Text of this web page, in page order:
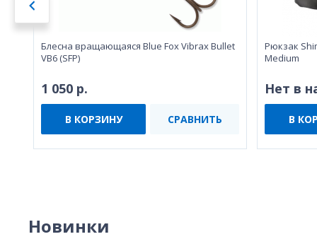
Блесна вращающаяся Blue Fox Vibrax Bullet
VB6 (SFP)
1 050 р.
В КОРЗИНУ СРАВНИТЬ
Рюкзак
Medium
Нет в
В
Новинки